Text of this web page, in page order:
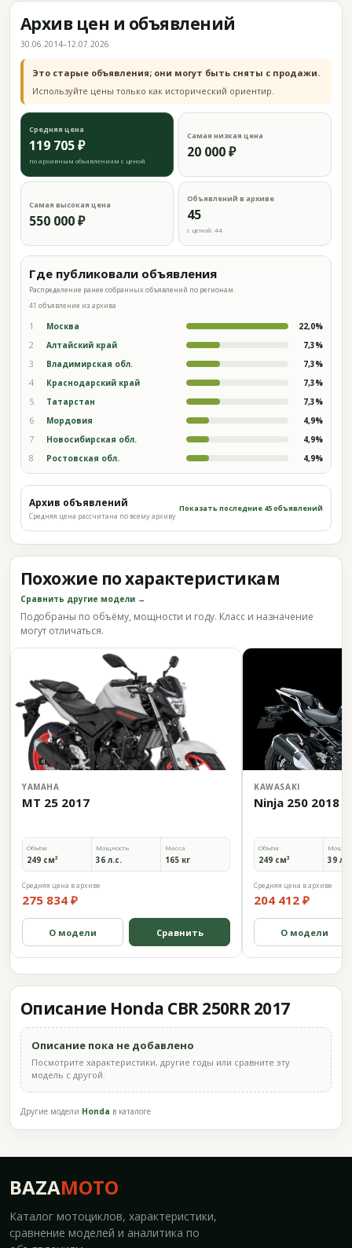
Архив цен и объявлений
30.06.2014–12.07.2026
Это старые объявления; они могут быть сняты с продажи.
Используйте цены только как исторический ориентир.
Средняя цена
119 705 ₽
по архивным объявлениям с ценой
Самая низкая цена
20 000 ₽
Самая высокая цена
550 000 ₽
Объявлений в архиве
45
с ценой: 44
Где публиковали объявления
Распределение ранее собранных объявлений по регионам.
41 объявление из архива
1 Москва 22,0%
2 Алтайский край 7,3%
3 Владимирская обл. 7,3%
4 Краснодарский край 7,3%
5 Татарстан 7,3%
6 Мордовия 4,9%
7 Новосибирская обл. 4,9%
8 Ростовская обл. 4,9%
Архив объявлений
Средняя цена рассчитана по всему архиву
Показать последние 45 объявлений
Похожие по характеристикам
Сравнить другие модели →
Подобраны по объёму, мощности и году. Класс и назначение
могут отличаться.
YAMAHA
MT 25 2017
Объём
249 см³
Мощность
36 л.с.
Масса
165 кг
Средняя цена в архиве
275 834 ₽
О модели Сравнить
KAWASAKI
Ninja 250 2018
Объём
249 см³ 39
Средняя цена в архиве
204 412 ₽
О модели
Описание Honda CBR 250RR 2017
Описание пока не добавлено
Посмотрите характеристики, другие годы или сравните эту
модель с другой.
Другие модели Honda в каталоге
BAZAMOTO
Каталог мотоциклов, характеристики,
сравнение моделей и аналитика по